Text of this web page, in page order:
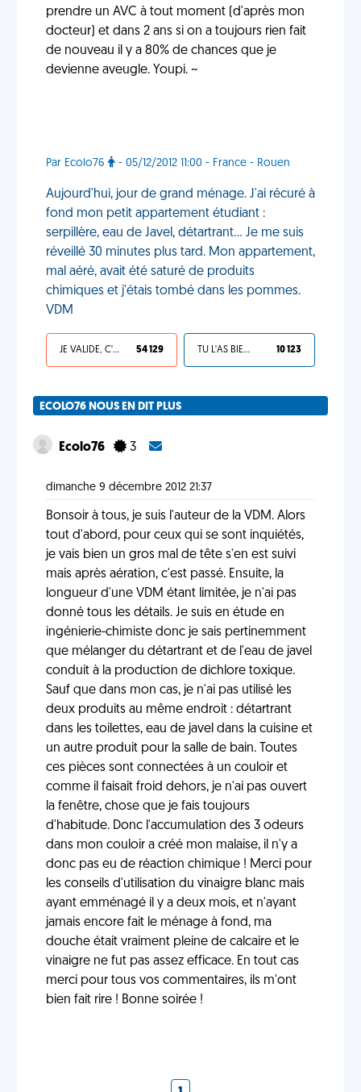
prendre un AVC à tout moment (d'après mon
docteur) et dans 2 ans si on a toujours rien fait
de nouveau il y a 80% de chances que je
devienne aveugle. Youpi. ~
Par Ecolo76 - 05/12/2012 11:00 - France - Rouen
Aujourd'hui, jour de grand ménage. J'ai récuré à
fond mon petit appartement étudiant :
serpillère, eau de Javel, détartrant... Je me suis
réveillé 30 minutes plus tard. Mon appartement,
mal aéré, avait été saturé de produits
chimiques et j'étais tombé dans les pommes.
VDM
JE VALIDE, C'EST UNE VDM 54 129 TU L'AS BIEN MÉRITÉ 10 123
ECOLO76 NOUS EN DIT PLUS
Ecolo76 3
dimanche 9 décembre 2012 21:37
Bonsoir à tous, je suis l'auteur de la VDM. Alors
tout d'abord, pour ceux qui se sont inquiétés,
je vais bien un gros mal de tête s'en est suivi
mais après aération, c'est passé. Ensuite, la
longueur d'une VDM étant limitée, je n'ai pas
donné tous les détails. Je suis en étude en
ingénierie-chimiste donc je sais pertinemment
que mélanger du détartrant et de l'eau de javel
conduit à la production de dichlore toxique.
Sauf que dans mon cas, je n'ai pas utilisé les
deux produits au même endroit : détartrant
dans les toilettes, eau de javel dans la cuisine et
un autre produit pour la salle de bain. Toutes
ces pièces sont connectées à un couloir et
comme il faisait froid dehors, je n'ai pas ouvert
la fenêtre, chose que je fais toujours
d'habitude. Donc l'accumulation des 3 odeurs
dans mon couloir a créé mon malaise, il n'y a
donc pas eu de réaction chimique ! Merci pour
les conseils d'utilisation du vinaigre blanc mais
ayant emménagé il y a deux mois, et n'ayant
jamais encore fait le ménage à fond, ma
douche était vraiment pleine de calcaire et le
vinaigre ne fut pas assez efficace. En tout cas
merci pour tous vos commentaires, ils m'ont
bien fait rire ! Bonne soirée !